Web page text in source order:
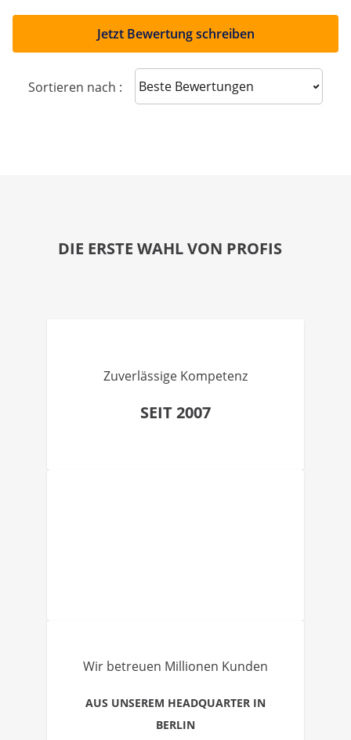
Jetzt Bewertung schreiben
Sortieren nach : Sort reviews
DIE ERSTE WAHL VON PROFIS
Zuverlässige Kompetenz
SEIT 2007
Wir betreuen Millionen Kunden
AUS UNSEREM HEADQUARTER IN
BERLIN